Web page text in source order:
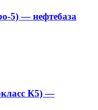
5) — нефтебаза
К5) —